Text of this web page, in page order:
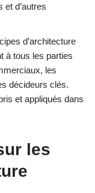
et d’autres
d’architecture
à tous les parties
les
décideurs clés.
et appliqués dans
les